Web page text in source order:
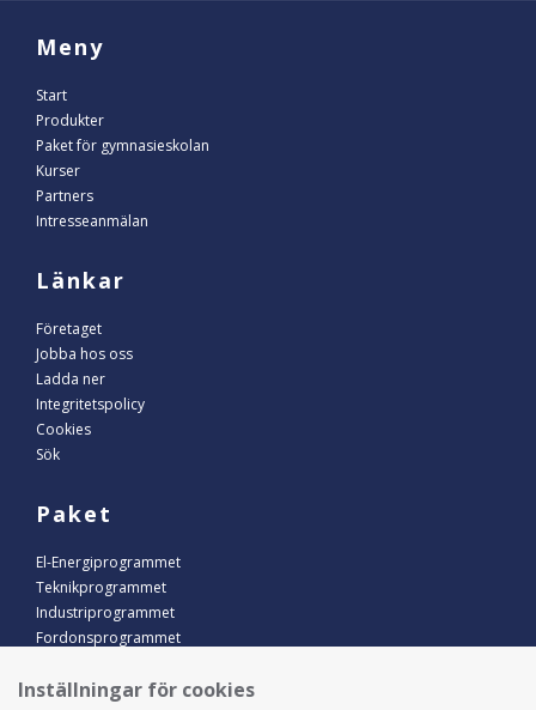
Meny
Start
Produkter
Paket för gymnasieskolan
Kurser
Partners
Intresseanmälan
Länkar
Företaget
Jobba hos oss
Ladda ner
Integritetspolicy
Cookies
Sök
Paket
El-Energiprogrammet
Teknikprogrammet
Industriprogrammet
Fordonsprogrammet
Kontakt
Inställningar för cookies